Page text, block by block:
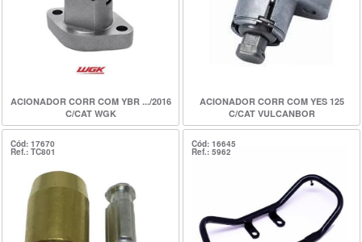
ACIONADOR CORR COM YBR .../2016
C/CAT WGK
ACIONADOR CORR COM YES 125
C/CAT VULCANBOR
Cód: 17670
Ref.: TC801
Cód: 16645
Ref.: 5962